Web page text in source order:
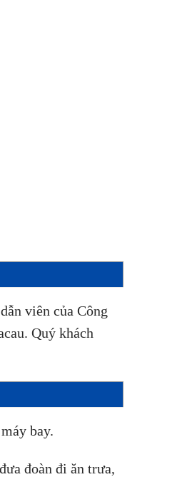
viên của Công
Quý khách
bay.
đoàn đi ăn trưa,